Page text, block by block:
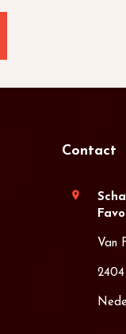
Contact
location_on
Van